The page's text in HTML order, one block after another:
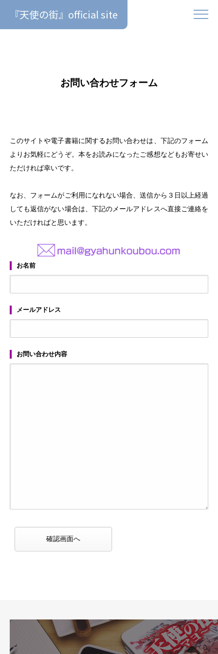
『天使の街』official site
お問い合わせフォーム
このサイトや電子書籍に関するお問い合わせは、下記のフォーム
よりお気軽にどうぞ。本をお読みになったご感想などもお寄せい
ただければ幸いです。
なお、フォームがご利用になれない場合、送信から３日以上経過
しても返信がない場合は、下記のメールアドレスへ直接ご連絡を
いただければと思います。
お名前
メールアドレス
お問い合わせ内容